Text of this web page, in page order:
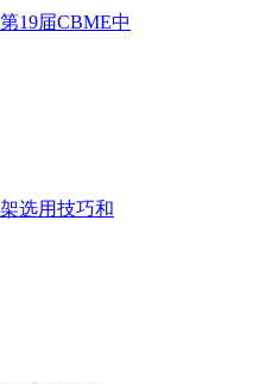
19届CBME中
选用技巧和